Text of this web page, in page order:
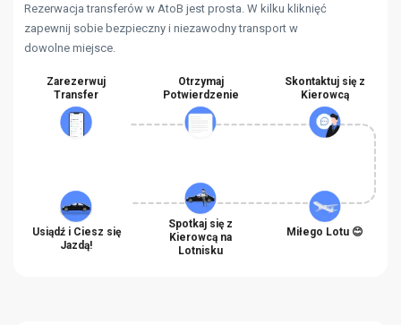
Rezerwacja transferów w AtoB jest prosta. W kilku kliknięć
zapewnij sobie bezpieczny i niezawodny transport w
dowolne miejsce.
Zarezerwuj
Transfer
Otrzymaj
Potwierdzenie
Skontaktuj się z
Kierowcą
Usiądź i Ciesz się
Jazdą!
Spotkaj się z
Kierowcą na
Lotnisku
Miłego Lotu 😊